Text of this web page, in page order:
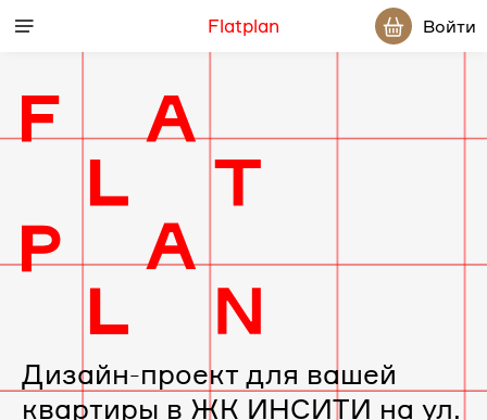
Flatplan Войти
Дизайн-
проект
интерьера
для
вашей
Дизайн-проект для вашей
квартиры в ЖК ИНСИТИ на ул.